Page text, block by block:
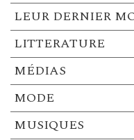
LEUR DERNIER
LITTERATURE
MÉDIAS
MODE
MUSIQUES